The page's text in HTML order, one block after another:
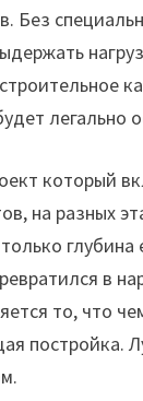
Без
легально
который
на разных
в
то, что
постройка.